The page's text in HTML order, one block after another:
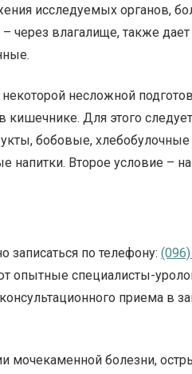
исследуемых органов,
через влагалище, также
несложной
кишечнике. Для этого
бобовые, хлебобулочные
напитки. Второе условие –
по телефону:
опытные специалисты-
приема в
мочекаменной болезни,